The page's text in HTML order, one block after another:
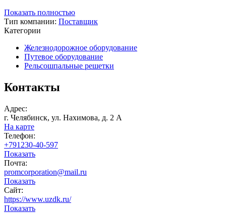
Показать полностью
Тип компании: Поставщик
Категории
Железнодорожное оборудование
Путевое оборудование
Рельсошпальные решетки
Контакты
Адрес:
г. Челябинск, ул. Нахимова, д. 2 А
На карте
Телефон:
+791230-40-597
Показать
Почта:
promcorporation@mail.ru
Показать
Сайт:
https://www.uzdk.ru/
Показать